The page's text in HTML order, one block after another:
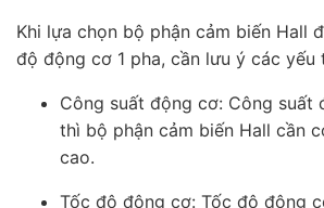
Khi lựa chọn bộ phận cảm biến Hall
độ động cơ 1 pha, cần lưu ý các yếu
Công suất động cơ: Công suất
thì bộ phận cảm biến Hall cần
cao.
Tốc độ động cơ: Tốc độ động